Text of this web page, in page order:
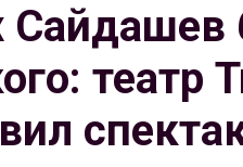
Сайдашев
театр